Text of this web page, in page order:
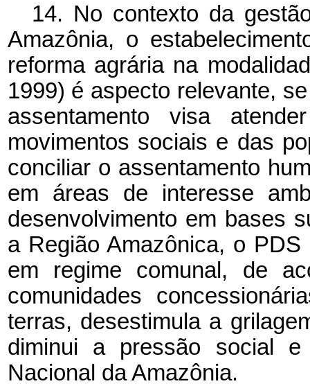
14. No contexto da
Amazônia, o
reforma agrária na
1999) é aspecto relevante,
assentamento visa
movimentos sociais e das
conciliar o assentamento
em áreas de interesse
desenvolvimento em bases
a Região Amazônica, o
em regime comunal, de
comunidades
terras, desestimula a
diminui a pressão social
Nacional da Amazônia.